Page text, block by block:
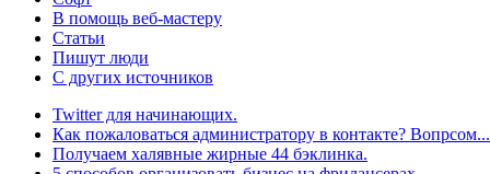
В помощь веб-мастеру
Статьи
Пишут люди
С других источников
Twitter для начинающих.
Как пожаловаться администратору в контакте? Вопрсом...
Получаем халявные жирные 44 бэклинка.